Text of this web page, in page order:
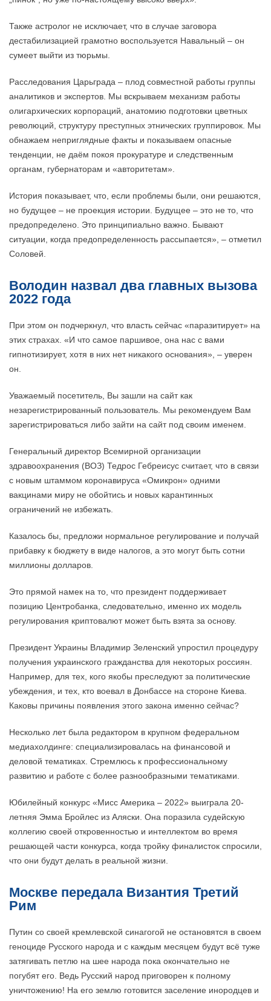
Также астролог не исключает, что в случае заговора
дестабилизацией грамотно воспользуется Навальный – он
сумеет выйти из тюрьмы.
Расследования Царьграда – плод совместной работы группы
аналитиков и экспертов. Мы вскрываем механизм работы
олигархических корпораций, анатомию подготовки цветных
революций, структуру преступных этнических группировок. Мы
обнажаем неприглядные факты и показываем опасные
тенденции, не даём покоя прокуратуре и следственным
органам, губернаторам и «авторитетам».
История показывает, что, если проблемы были, они решаются,
но будущее – не проекция истории. Будущее – это не то, что
предопределено. Это принципиально важно. Бывают
ситуации, когда предопределенность рассыпается», – отметил
Соловей.
Володин назвал два главных вызова
2022 года
При этом он подчеркнул, что власть сейчас «паразитирует» на
этих страхах. «И что самое паршивое, она нас с вами
гипнотизирует, хотя в них нет никакого основания», – уверен
он.
Уважаемый посетитель, Вы зашли на сайт как
незарегистрированный пользователь. Мы рекомендуем Вам
зарегистрироваться либо зайти на сайт под своим именем.
Генеральный директор Всемирной организации
здравоохранения (ВОЗ) Тедрос Гебреисус считает, что в связи
с новым штаммом коронавируса «Омикрон» одними
вакцинами миру не обойтись и новых карантинных
ограничений не избежать.
Казалось бы, предложи нормальное регулирование и получай
прибавку к бюджету в виде налогов, а это могут быть сотни
миллионы долларов.
Это прямой намек на то, что президент поддерживает
позицию Центробанка, следовательно, именно их модель
регулирования криптовалют может быть взята за основу.
Президент Украины Владимир Зеленский упростил процедуру
получения украинского гражданства для некоторых россиян.
Например, для тех, кого якобы преследуют за политические
убеждения, и тех, кто воевал в Донбассе на стороне Киева.
Каковы причины появления этого закона именно сейчас?
Несколько лет была редактором в крупном федеральном
медиахолдинге: специализировалась на финансовой и
деловой тематиках. Стремлюсь к профессиональному
развитию и работе с более разнообразными тематиками.
Юбилейный конкурс «Мисс Америка – 2022» выиграла 20-
летняя Эмма Бройлес из Аляски. Она поразила судейскую
коллегию своей откровенностью и интеллектом во время
решающей части конкурса, когда тройку финалисток спросили,
что они будут делать в реальной жизни.
Москве передала Византия Третий
Рим
Путин со своей кремлевской синагогой не остановятся в своем
геноциде Русского народа и с каждым месяцем будут всё туже
затягивать петлю на шее народа пока окончательно не
погубят его. Ведь Русский народ приговорен к полному
уничтожению! На его землю готовится заселение инородцев и